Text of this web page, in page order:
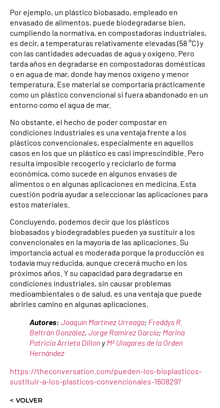
Por ejemplo, un plástico biobasado, empleado en
envasado de alimentos, puede biodegradarse bien,
cumpliendo la normativa, en compostadoras industriales,
es decir, a temperaturas relativamente elevadas (58 °C) y
con las cantidades adecuadas de agua y oxígeno. Pero
tarda años en degradarse en compostadoras domésticas
o en agua de mar, donde hay menos oxígeno y menor
temperatura. Ese material se comportaría prácticamente
como un plástico convencional si fuera abandonado en un
entorno como el agua de mar.
No obstante, el hecho de poder compostar en
condiciones industriales es una ventaja frente a los
plásticos convencionales, especialmente en aquellos
casos en los que un plástico es casi imprescindible. Pero
resulta imposible recogerlo y reciclarlo de forma
económica, como sucede en algunos envases de
alimentos o en algunas aplicaciones en medicina. Esta
cuestión podría ayudar a seleccionar las aplicaciones para
estos materiales.
Concluyendo, podemos decir que los plásticos
biobasados y biodegradables pueden ya sustituir a los
convencionales en la mayoría de las aplicaciones. Su
importancia actual es moderada porque la producción es
todavía muy reducida, aunque crecerá mucho en los
próximos años. Y su capacidad para degradarse en
condiciones industriales, sin causar problemas
medioambientales o de salud, es una ventaja que puede
abrirles camino en algunas aplicaciones.
Autores: Joaquín Martínez Urreaga; Freddys R.
Beltrán González, Jorge Ramírez García; Marina
Patricia Arrieta Dillon yMª Ulagares de la Orden
Hernández
https://theconversation.com/pueden-los-bioplasticos-
sustituir-a-los-plasticos-convencionales-160829?
< VOLVER